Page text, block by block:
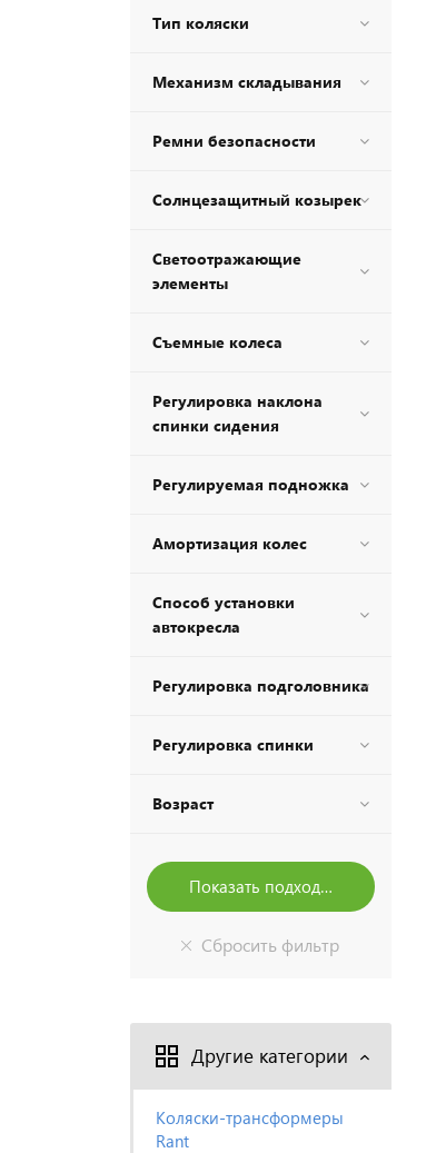
Тип коляски
Механизм складывания
Ремни безопасности
Солнцезащитный козырек
Светоотражающие
элементы
Съемные колеса
Регулировка наклона
спинки сидения
Регулируемая подножка
Амортизация колес
Способ установки
автокресла
Регулировка подголовника
Регулировка спинки
Возраст
Другие категории
Коляски-трансформеры
Rant